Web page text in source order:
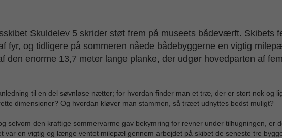
Skuldelev 5 skrider støt frem på museets bådeværft. Skibets
fyr, og tidligere på sommeren nåede bådebyggerne en vigtig
den enorme 13,7 meter lange planke, der udgør hovedparten af
til en del søvnløse nætter; for hvordan finder man et træ, der er stort nok og
dimensioner? Og hvordan kløver man stammen, så træet udnyttes bedst muligt?
selvom den kraftige sommervarme gav bekymring for revner under tilhugningen, er
var en vigtig og længe ventet milepæl gennem arbejdet på skibet de seneste tre